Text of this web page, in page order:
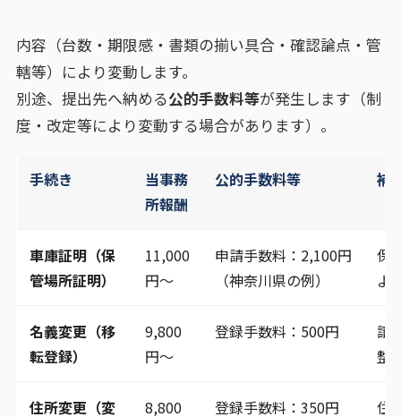
内容（台数・期限感・書類の揃い具合・確認論点・管
轄等）により変動します。
別途、提出先へ納める公的手数料等が発生します（制
度・改定等により変動する場合があります）。
手続き
当事務
所報酬
公的手数料等 補
車庫証明（保
管場所証明）
11,000
円～
申請手数料：2,100円
（神奈川県の例）
保
よ
名義変更（移
転登録）
9,800
円～
登録手数料：500円
譲
整
住所変更（変
8,800
登録手数料：350円
住